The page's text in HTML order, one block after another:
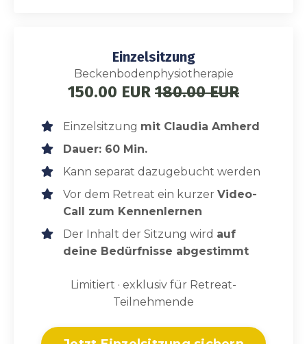
Einzelsitzung
Beckenbodenphysiotherapie
150.00 EUR 180.00 EUR
Einzelsitzung mit Claudia Amherd
Dauer: 60 Min.
Kann separat dazugebucht werden
Vor dem Retreat ein kurzer Video-
Call zum Kennenlernen
Der Inhalt der Sitzung wird auf
deine Bedürfnisse abgestimmt
Limitiert · exklusiv für Retreat-
Teilnehmende